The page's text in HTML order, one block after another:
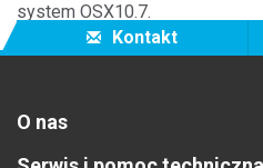
system OSX10.7.
Kontakt
O nas